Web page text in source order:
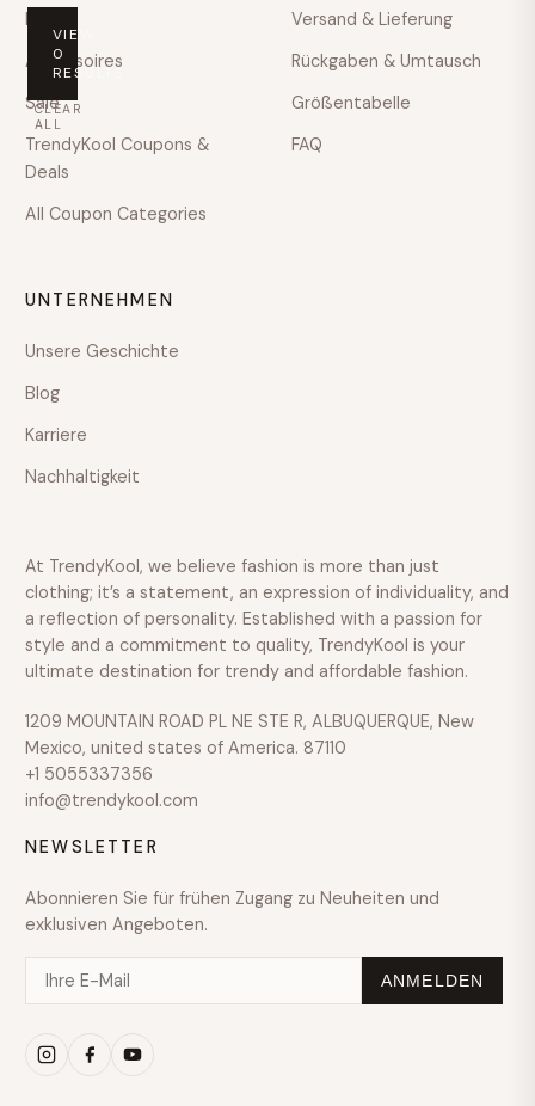
sale
PRICE
Any
price
Under
$100
$100
$400
$400
$600
Over
GRÖSSE
VIEW
0
RESULTS
CLEAR
ALL
Herren
Accessoires
Sale
TrendyKool Coupons &
Deals
All Coupon Categories
Versand & Lieferung
Rückgaben & Umtausch
Größentabelle
FAQ
UNTERNEHMEN
Unsere Geschichte
Blog
Karriere
Nachhaltigkeit
At TrendyKool, we believe fashion is more than just
clothing; it’s a statement, an expression of individuality, and
a reflection of personality. Established with a passion for
style and a commitment to quality, TrendyKool is your
ultimate destination for trendy and affordable fashion.
1209 MOUNTAIN ROAD PL NE STE R, ALBUQUERQUE, New
Mexico, united states of America. 87110
+1 5055337356
info@trendykool.com
NEWSLETTER
Abonnieren Sie für frühen Zugang zu Neuheiten und
exklusiven Angeboten.
ANMELDEN